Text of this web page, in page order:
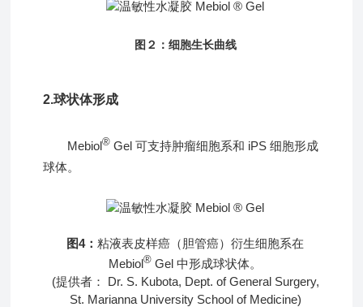
图２： 细胞生长曲线
2.球状体形成
Mebiol® Gel 可支持肿瘤细胞系和 iPS 细胞形成
球体。
图4：粘液表皮样癌（胆管癌）衍生细胞系在
Mebiol® Gel 中形成球状体。
(提供者： Dr. S. Kubota, Dept. of General Surgery,
St. Marianna University School of Medicine)